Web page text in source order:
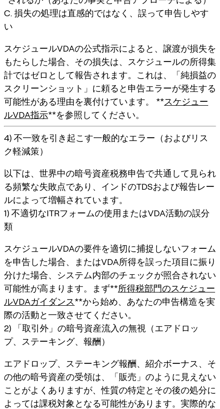
C. 損失の処理は直感的ではなく、誤って申告しやす
い
スケジュールVDAの公式指示によると、譲渡が損失を
もたらした場合、その損失は、
スケジュールの所得集
計ではゼロとして報告されます。これは、「純損益の
スクリーンショット」に頼ると申告エラーが発生する
可能性がある理由を裏付けています。 **スケジュー
ルVDA指示**を参照してください。
4) 不一致を引き起こす一般的なエラー（およびリス
ク軽減策）
以下は、世界中の暗号資産税務申告で共通して見られ
る頻繁な失敗点であり、インドのTDSおよび報告レー
ルによって増幅されています。
1) 不適切なITRフォームの使用またはVDA活動の誤分
類
スケジュールVDAの要件を適切に捕捉しないフォーム
を申告した場合、またはVDA所得を誤った項目に振り
分けた場合、システム内部のチェックが照合されない
可能性が高まります。まず**所得税部門のスケジュー
ルVDAガイダンス**から始め、あなたの申告構造を実
際の活動と一致させてください。
2) 「取引外」の暗号資産流入の無視（エアドロッ
プ、ステーキング、報酬）
エアドロップ、ステーキング報酬、紹介ボーナス、そ
の他の暗号資産の受領は、「販売」のように見えない
ことがよくありますが、性質の特定とその後の処分に
よっては課税対象となる可能性があります。実際的な